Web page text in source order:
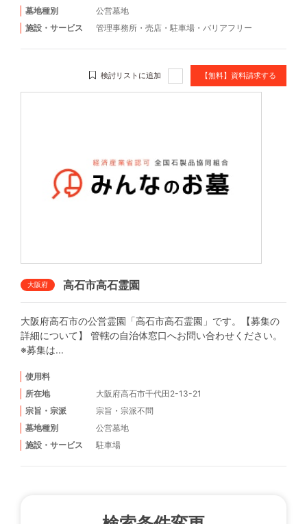
墓地種別
公営墓地
施設・サービス
管理事務所 ・ 売店 ・ 駐車場 ・ バリアフリー
検討リストに追加 【無料】資料請求する
大阪府 高石市高石霊園
大阪府高石市の公営霊園「高石市高石霊園」です。【募集の
詳細について】 管轄の自治体窓口へお問い合わせください。
※募集は...
使用料
所在地
大阪府高石市千代田2-13-21
宗旨・宗派
宗旨・宗派不問
墓地種別
公営墓地
施設・サービス
駐車場